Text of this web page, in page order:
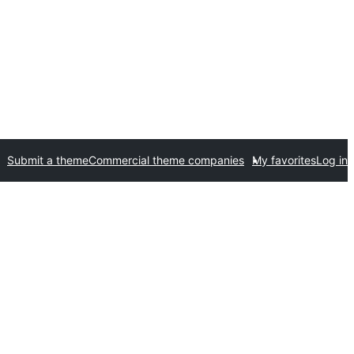
Submit a themeCommercial theme companies My favoritesLog in